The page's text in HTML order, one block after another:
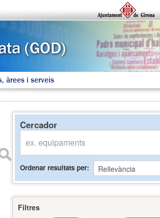
àrees i serveis
Cercador
Ordenar resultats per
Filtres